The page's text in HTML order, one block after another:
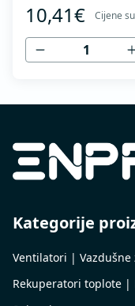
1506 I MEST EN
10,41€ Cijene
Kategorije
Ventilatori |
Rekuperatori toplote |